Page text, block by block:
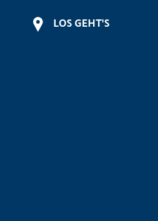
LOS GEHT'S